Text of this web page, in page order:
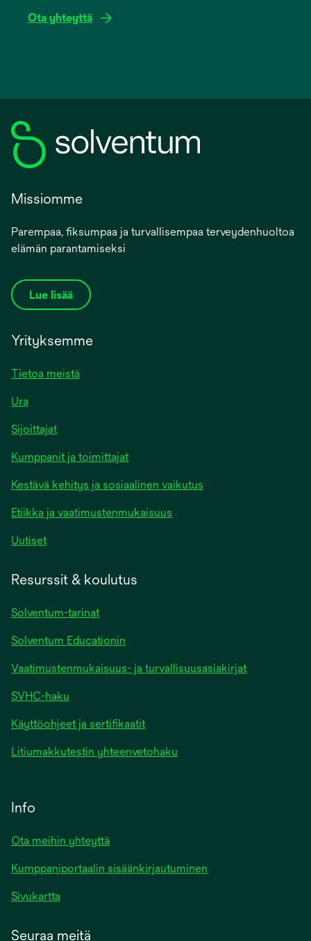
Ota yhteyttä
Missiomme
Parempaa, fiksumpaa ja turvallisempaa terveydenhuoltoa
elämän parantamiseksi
Lue lisää
Yrityksemme
Tietoa meistä
Ura
Sijoittajat
Kumppanit ja toimittajat
Kestävä kehitys ja sosiaalinen vaikutus
Etiikka ja vaatimustenmukaisuus
Uutiset
Resurssit & koulutus
Solventum-tarinat
Solventum Educationin
Vaatimustenmukaisuus- ja turvallisuusasiakirjat
SVHC-haku
Käyttöohjeet ja sertifikaatit
Litiumakkutestin yhteenvetohaku
Info
Ota meihin yhteyttä
Kumppaniportaalin sisäänkirjautuminen
Sivukartta
Seuraa meitä